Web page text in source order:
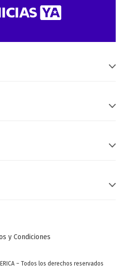
y Condiciones
– Todos los derechos reservados